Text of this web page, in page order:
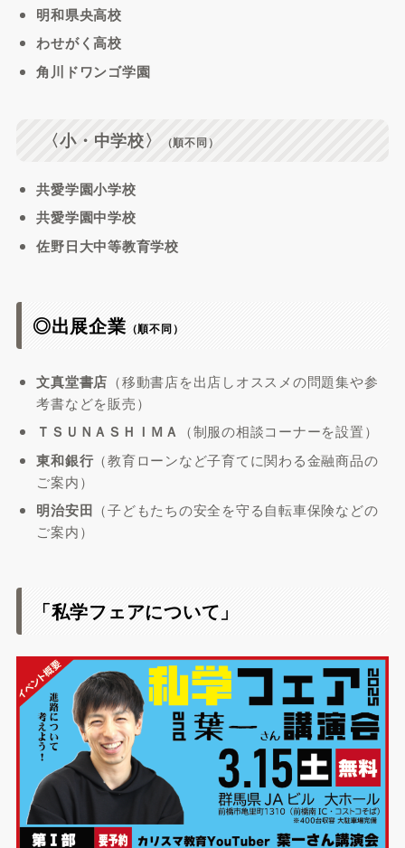
明和県央高校
わせがく高校
角川ドワンゴ学園
〈小・中学校〉 （順不同）
共愛学園小学校
共愛学園中学校
佐野日大中等教育学校
◎出展企業 （順不同）
文真堂書店 （移動書店を出店しオススメの問題集や参
考書などを販売）
ＴＳＵＮＡＳＨＩＭＡ （制服の相談コーナーを設置）
東和銀行（教育ローンなど子育てに関わる金融商品の
ご案内）
明治安田 （子どもたちの安全を守る自転車保険などの
ご案内）
「私学フェアについて」